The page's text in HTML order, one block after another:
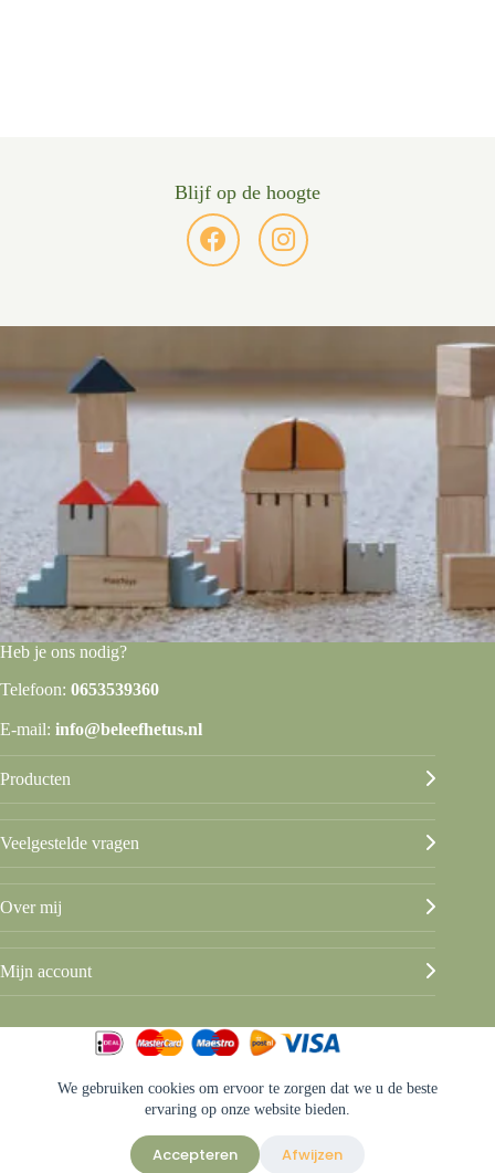
We gebruiken cookies om ervoor te zorgen dat we u de beste
ervaring op onze website bieden.
Accepteren Afwijzen
Blijf op de hoogte
Heb je ons nodig?
Telefoon: 0653539360
E-mail: info@beleefhetus.nl
Producten
Veelgestelde vragen
Over mij
Mijn account
© Beleef het Us
Privacy & disclaimer